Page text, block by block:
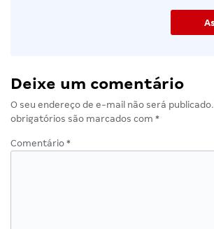
Deixe um comentário
O seu endereço de e-mail não será publicado.
obrigatórios são marcados com *
Comentário *